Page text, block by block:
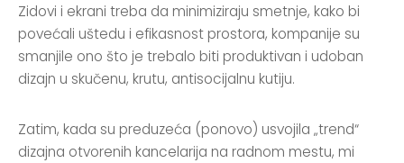
Zidovi i ekrani treba da minimiziraju smetnje, kako bi
povećali uštedu i efikasnost prostora, kompanije su
smanjile ono što je trebalo biti produktivan i udoban
dizajn u skučenu, krutu, antisocijalnu kutiju.
Zatim, kada su preduzeća (ponovo) usvojila „trend“
dizajna otvorenih kancelarija na radnom mestu, mi